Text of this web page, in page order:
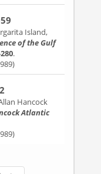
Island,
of the Gulf
.
Hancock
Atlantic